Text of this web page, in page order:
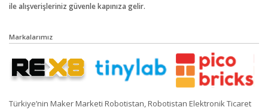
ile alışverişleriniz güvenle kapınıza gelir.
Markalarımız
Türkiye’nin Maker Marketi Robotistan, Robotistan Elektronik Ticaret